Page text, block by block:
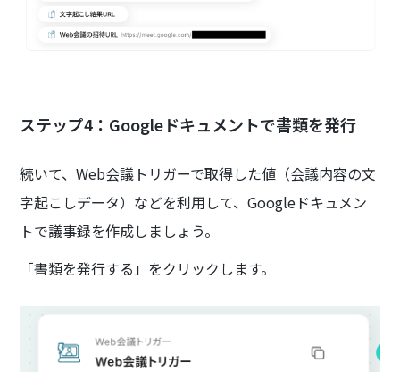
ステップ4：Googleドキュメントで書類を発行
続いて、Web会議トリガーで取得した値（会議内容の文
字起こしデータ）などを利用して、Googleドキュメン
トで議事録を作成しましょう。
「書類を発行する」をクリックします。